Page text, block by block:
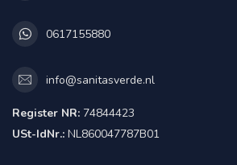
0617155880
info@sanitasverde.nl
Register NR: 74844423
USt-IdNr.: NL860047787B01